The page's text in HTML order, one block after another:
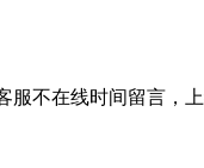
不在线时间留言，上